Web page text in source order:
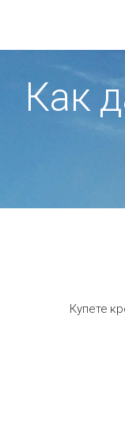
Как
Купете